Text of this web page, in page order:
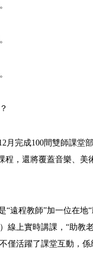
月完成100間雙師課
程，還將覆蓋音樂、
“遠程教師”加一位在
線上實時講課，“助
僅活躍了課堂互動，